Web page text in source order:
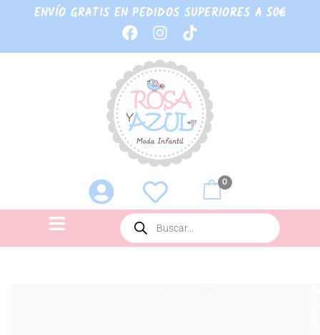
ENVÍO GRATIS EN PEDIDOS SUPERIORES A 50€
0